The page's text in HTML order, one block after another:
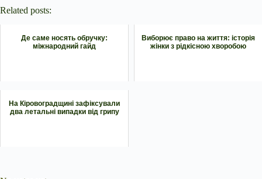
Related posts:
Де саме носять обручку:
міжнародний гайд
Виборює право на життя: історія
жінки з рідкісною хворобою
На Кіровоградщині зафіксували
два летальні випадки від грипу